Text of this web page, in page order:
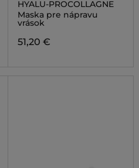
HYALU-PROCOLLAGNE
Maska pre nápravu
vrások
51,20 €